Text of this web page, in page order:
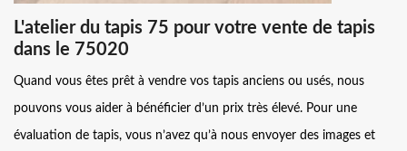
L'atelier du tapis 75 pour votre vente de tapis
dans le 75020
Quand vous êtes prêt à vendre vos tapis anciens ou usés, nous
pouvons vous aider à bénéficier d’un prix très élevé. Pour une
évaluation de tapis, vous n’avez qu’à nous envoyer des images et